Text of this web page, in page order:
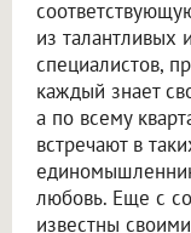
из талантливых
специалистов,
каждый знает
а по всему
встречают в
любовь. Еще с
известны